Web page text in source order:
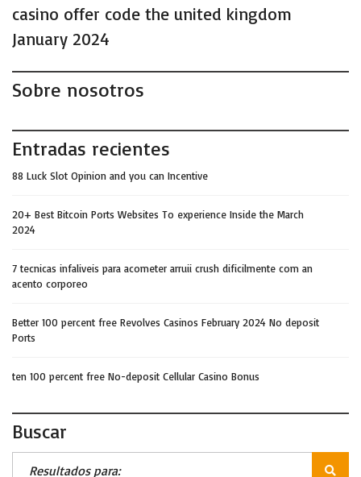
casino offer code the united kingdom
January 2024
Sobre nosotros
Entradas recientes
88 Luck Slot Opinion and you can Incentive
20+ Best Bitcoin Ports Websites To experience Inside the March
2024
7 tecnicas infaliveis para acometer arruii crush dificilmente com an
acento corporeo
Better 100 percent free Revolves Casinos February 2024 No deposit
Ports
ten 100 percent free No-deposit Cellular Casino Bonus
Buscar